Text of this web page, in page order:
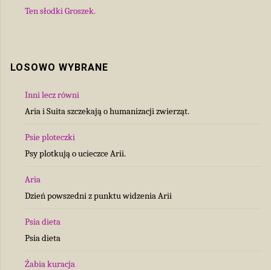
Ten słodki Groszek.
LOSOWO WYBRANE
Inni lecz równi
Aria i Suita szczekają o humanizacji zwierząt.
Psie ploteczki
Psy plotkują o ucieczce Arii.
Aria
Dzień powszedni z punktu widzenia Arii
Psia dieta
Psia dieta
Żabia kuracja